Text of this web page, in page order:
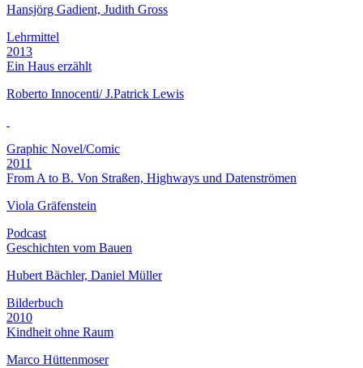
Hansjörg Gadient, Judith Gross
Lehrmittel
2013
Ein Haus erzählt
Roberto Innocenti/ J.Patrick Lewis
Graphic Novel/Comic
2011
From A to B. Von Straßen, Highways und Datenströmen
Viola Gräfenstein
Podcast
Geschichten vom Bauen
Hubert Bächler, Daniel Müller
Bilderbuch
2010
Kindheit ohne Raum
Marco Hüttenmoser